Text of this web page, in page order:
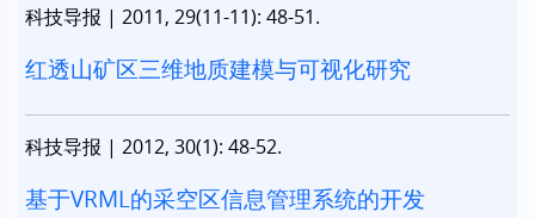
科技导报 | 2011, 29(11-11): 48-51.
红透山矿区三维地质建模与可视化研究
科技导报 | 2012, 30(1): 48-52.
基于VRML的采空区信息管理系统的开发